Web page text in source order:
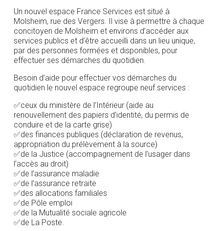
Un nouvel espace France Services est situé à
Molsheim, rue des Vergers. Il vise à permettre à chaque
concitoyen de Molsheim et environs d’accéder aux
services publics et d’être accueilli dans un lieu unique,
par des personnes formées et disponibles, pour
effectuer ses démarches du quotidien.
Besoin d’aide pour effectuer vos démarches du
quotidien le nouvel espace regroupe neuf services :
✅ceux du ministère de l’Intérieur (aide au
renouvellement des papiers d’identité, du permis de
conduire et de la carte grise)
✅des finances publiques (déclaration de revenus,
appropriation du prélèvement à la source)
✅de la Justice (accompagnement de l’usager dans
l’accès au droit)
✅de l’assurance maladie
✅de l’assurance retraite
✅des allocations familiales
✅de Pôle emploi
✅de la Mutualité sociale agricole
✅de La Poste.